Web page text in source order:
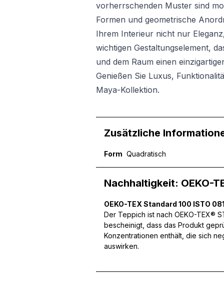
vorherrschenden Muster sind
Formen und geometrische
Ihrem Interieur nicht nur
wichtigen Gestaltungselement,
und dem Raum einen
Genießen Sie Luxus,
Maya-Kollektion.
Zusätzliche
Form Quadratisch
Nachhaltigkeit: OEKO-
OEKO-TEX Standard 100 ISTO
Der Teppich ist nach OEKO-TEX®
bescheinigt, dass das Produkt
Konzentrationen enthält, die sich
auswirken.
Wir verwenden Cookies,
Website an unsere
mit weiteren Daten
Dienste gesammelt haben.
Notwendig
Notwendige Cookies sind
Beispiel das Bereitstellen